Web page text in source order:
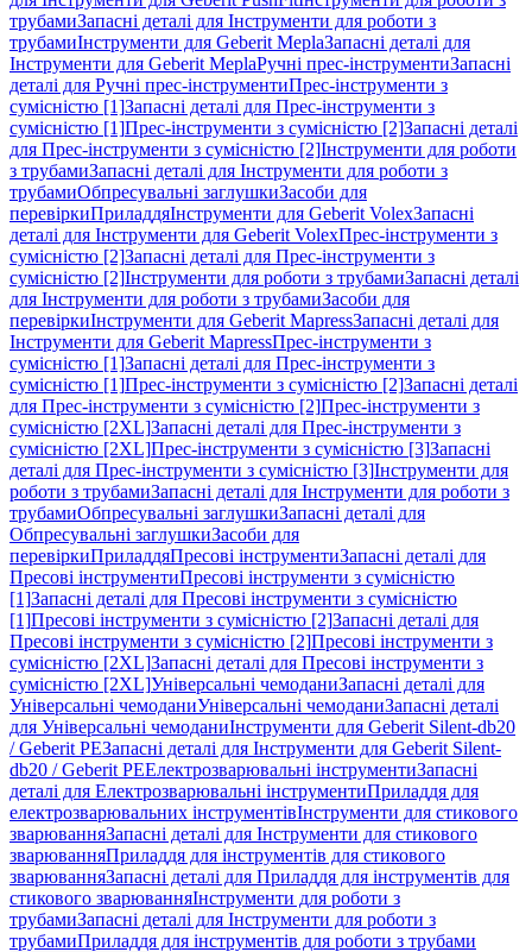
трубамиЗапасні деталі для Інструменти для роботи з
трубамиІнструменти для Geberit MeplaЗапасні деталі для
Інструменти для Geberit MeplaРучні прес-інструментиЗапасні
деталі для Ручні прес-інструментиПрес-інструменти з
сумісністю [1]Запасні деталі для Прес-інструменти з
сумісністю [1]Прес-інструменти з сумісністю [2]Запасні деталі
для Прес-інструменти з сумісністю [2]Інструменти для роботи
з трубамиЗапасні деталі для Інструменти для роботи з
трубамиОбпресувальні заглушкиЗасоби для
перевіркиПриладдяІнструменти для Geberit VolexЗапасні
деталі для Інструменти для Geberit VolexПрес-інструменти з
сумісністю [2]Запасні деталі для Прес-інструменти з
сумісністю [2]Інструменти для роботи з трубамиЗапасні деталі
для Інструменти для роботи з трубамиЗасоби для
перевіркиІнструменти для Geberit MapressЗапасні деталі для
Інструменти для Geberit MapressПрес-інструменти з
сумісністю [1]Запасні деталі для Прес-інструменти з
сумісністю [1]Прес-інструменти з сумісністю [2]Запасні деталі
для Прес-інструменти з сумісністю [2]Прес-інструменти з
сумісністю [2XL]Запасні деталі для Прес-інструменти з
сумісністю [2XL]Прес-інструменти з сумісністю [3]Запасні
деталі для Прес-інструменти з сумісністю [3]Інструменти для
роботи з трубамиЗапасні деталі для Інструменти для роботи з
трубамиОбпресувальні заглушкиЗапасні деталі для
Обпресувальні заглушкиЗасоби для
перевіркиПриладдяПресові інструментиЗапасні деталі для
Пресові інструментиПресові інструменти з сумісністю
[1]Запасні деталі для Пресові інструменти з сумісністю
[1]Пресові інструменти з сумісністю [2]Запасні деталі для
Пресові інструменти з сумісністю [2]Пресові інструменти з
сумісністю [2XL]Запасні деталі для Пресові інструменти з
сумісністю [2XL]Універсальні чемоданиЗапасні деталі для
Універсальні чемоданиУніверсальні чемоданиЗапасні деталі
для Універсальні чемоданиІнструменти для Geberit Silent-db20
/ Geberit PEЗапасні деталі для Інструменти для Geberit Silent-
db20 / Geberit PEЕлектрозварювальні інструментиЗапасні
деталі для Електрозварювальні інструментиПриладдя для
електрозварювальних інструментівІнструменти для стикового
зварюванняЗапасні деталі для Інструменти для стикового
зварюванняПриладдя для інструментів для стикового
зварюванняЗапасні деталі для Приладдя для інструментів для
стикового зварюванняІнструменти для роботи з
трубамиЗапасні деталі для Інструменти для роботи з
трубамиПриладдя для інструментів для роботи з трубами